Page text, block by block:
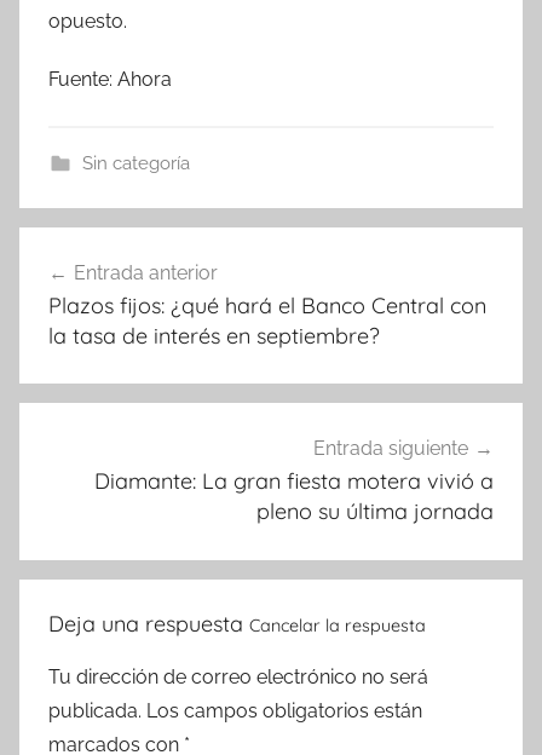
opuesto.
Fuente: Ahora
Sin categoría
de
entradas
Entrada anterior
Plazos fijos: ¿qué hará el Banco Central con
la tasa de interés en septiembre?
Entrada siguiente
Diamante: La gran fiesta motera vivió a
pleno su última jornada
Deja una respuesta Cancelar la respuesta
Tu dirección de correo electrónico no será
publicada. Los campos obligatorios están
marcados con *